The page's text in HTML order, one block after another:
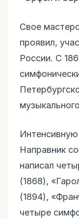
Свое
проявил,
России. С
Направник
написал
(1868),
(1894),
четыре